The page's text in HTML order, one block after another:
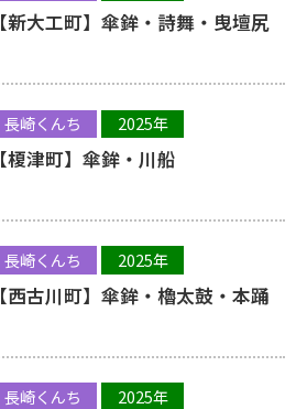
【新大工町】傘鉾・詩舞・曳壇尻
長崎くんち 2025年
【榎津町】傘鉾・川船
長崎くんち 2025年
【西古川町】傘鉾・櫓太鼓・本踊
長崎くんち 2025年